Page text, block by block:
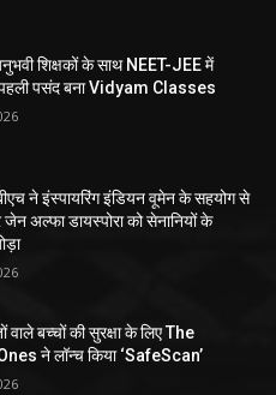
शिक्षकों के साथ NEET-JEE में
पसंद बना Vidyam Classes
ने इंस्पायरिंग इंडियन वूमेन के सहयोग से
अल्फा डायस्पोरा को सेनानियों के
वाले बच्चों की सुरक्षा के लिए The
ने लॉन्च किया ‘SafeScan’